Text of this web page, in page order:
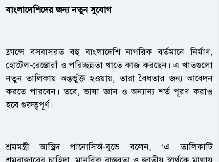
বাংলাদেশিদের জন্য নতুন সুযোগ
ফ্রান্সে বসবাসরত বহু বাংলাদেশি নাগরিক বর্তমানে নির্মাণ,
হোটেল-রেস্তোরাঁ ও পরিচ্ছন্নতা খাতে কাজ করছেন। এ খাতগুলো
নতুন তালিকায় অন্তর্ভুক্ত হওয়ায়, তারা বৈধতার জন্য আবেদন
করতে পারবেন। তবে, ভাষা জ্ঞান ও অন্যান্য শর্ত পূরণ করাও
হবে গুরুত্বপূর্ণ।
শ্রমমন্ত্রী আস্ত্রিদ পানোসিঅঁ-বুভে বলেন, ‘এ তালিকাটি